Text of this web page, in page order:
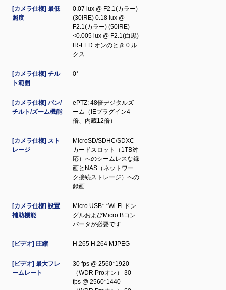
[カメラ仕様] 最低
照度
0.07 lux @ F2.1(カラー)
(30IRE) 0.18 lux @
F2.1(カラー) (50IRE)
<0.005 lux @ F2.1(白黒)
IR‐LED オンのとき 0 ル
クス
[カメラ仕様] チル
ト範囲
0°
[カメラ仕様] パン/
チルト/ズーム機能
ePTZ: 48倍デジタルズ
ーム（IEプラグイン4
倍、内蔵12倍）
[カメラ仕様] スト
レージ
MicroSD/SDHC/SDXC
カードスロット（1TB対
応）へのシームレスな録
画とNAS（ネットワー
ク接続ストレージ）への
録画
[カメラ仕様] 設置
補助機能
Micro USB* *Wi-Fi ドン
グルおよびMicro Bコン
バータが必要です
[ビデオ] 圧縮 H.265 H.264 MJPEG
[ビデオ] 最大フレ
ームレート
30 fps @ 2560*1920
（WDR Proオン） 30
fps @ 2560*1440